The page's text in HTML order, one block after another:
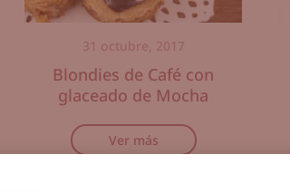
31 octubre, 2017
Blondies de Café con
glaceado de Mocha
Ver más